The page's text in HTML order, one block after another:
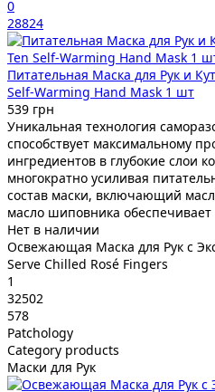
0
28824
Питательная Маска для Рук и
Self-Warming Hand Mask 1 шт
539 грн
Уникальная технология
способствует максимальному
ингредиентов в глубокие слои
многократно усиливая
состав маски, включающий
масло шиповника
Нет в наличии
Освежающая Маска для Рук с
Serve Chilled Rosé Fingers
1
32502
578
Patchology
Category products
Маски для Рук